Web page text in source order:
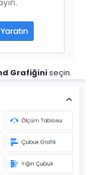
Grafiğiniseçin.